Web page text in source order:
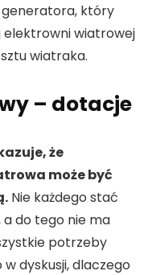
generatora, który
wiatrowej
wiatraka.
– dotacje
że
może być
Nie każdego stać
a do tego nie ma
potrzeby
dyskusji, dlaczego